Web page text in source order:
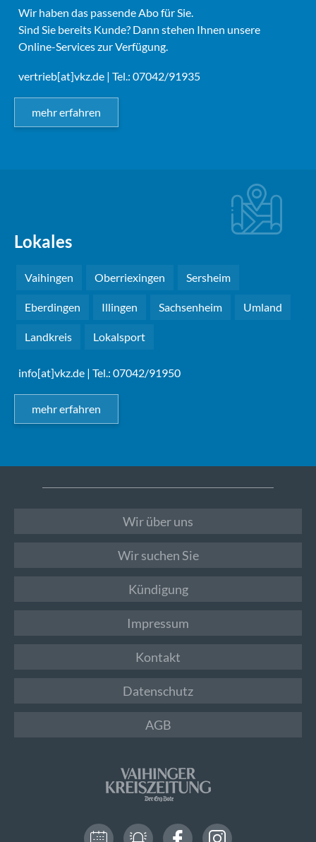
Wir haben das passende Abo für Sie.
Sind Sie bereits Kunde? Dann stehen Ihnen unsere
Online-Services zur Verfügung.
vertrieb[at]vkz.de | Tel.: 07042/91935
mehr erfahren
Lokales
Vaihingen Oberriexingen Sersheim
Eberdingen Illingen Sachsenheim Umland
Landkreis Lokalsport
info[at]vkz.de | Tel.: 07042/91950
mehr erfahren
Wir über uns
Wir suchen Sie
Kündigung
Impressum
Kontakt
Datenschutz
AGB